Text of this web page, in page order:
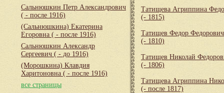
Сальнюшкин Петр Александрович
( - после 1916)
(Сальнюшкина) Екатерина
Егоровна ( - после 1916)
Сальнюшкин Александр
Сергеевич ( - до 1916)
(Морошкина) Клавдия
Харитоновна ( - после 1916)
все страницы
Татищева Агриппина
(- 1815)
Татищев Федор Федорович
(- 1810)
Татищев Николай
(- 1806)
Татищева Агриппина
(- после 1817)